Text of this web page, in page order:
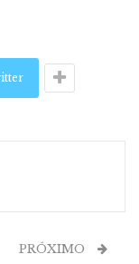
PRÓXIMO